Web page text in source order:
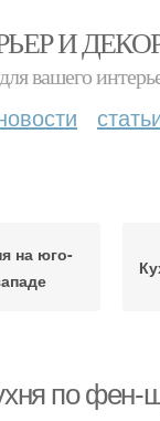
И
вашего
на юго-
по